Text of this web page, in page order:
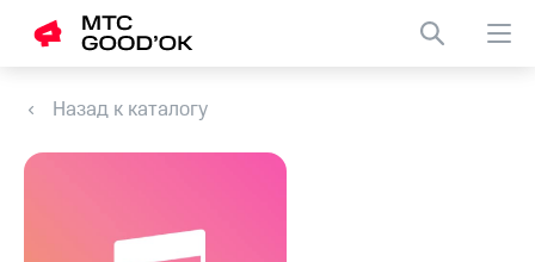
Назад к каталогу